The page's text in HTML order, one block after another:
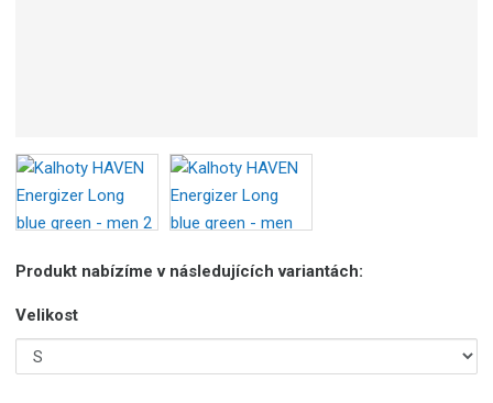
Produkt nabízíme v následujících variantách:
Velikost